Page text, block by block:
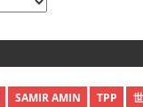
SAMIR AMIN TPP